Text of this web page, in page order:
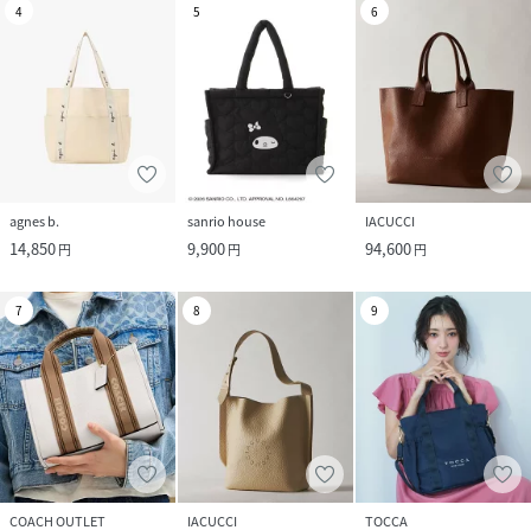
4
agnes b.
14,850円
5
sanrio house
9,900円
6
IACUCCI
94,600円
7
COACH OUTLET
8
IACUCCI
9
TOCCA